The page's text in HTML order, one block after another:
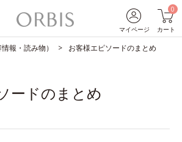
マイページ
0
カート
報・読み物） お客様エピソードのまとめ
ードのまとめ